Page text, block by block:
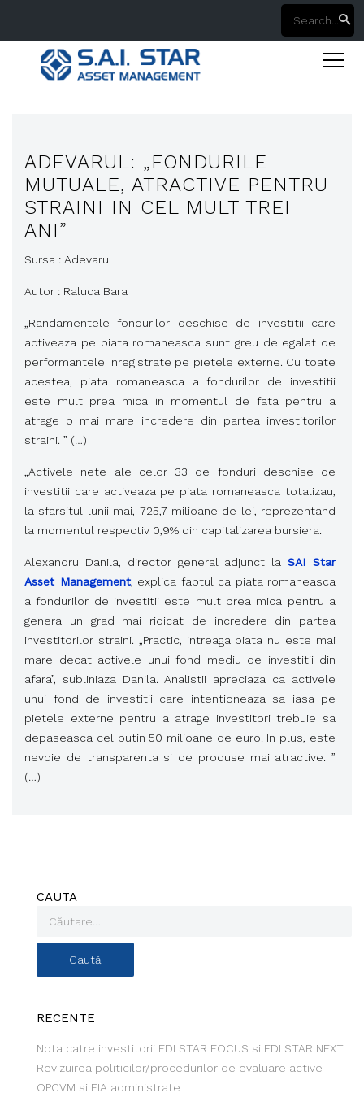
ADEVARUL: „FONDURILE
MUTUALE, ATRACTIVE PENTRU
STRAINI IN CEL MULT TREI
ANI”
Sursa : Adevarul
Autor : Raluca Bara
„Randamentele fondurilor deschise de investitii care
activeaza pe piata romaneasca sunt greu de egalat de
performantele inregistrate pe pietele externe. Cu toate
acestea, piata romaneasca a fondurilor de investitii
este mult prea mica in momentul de fata pentru a
atrage o mai mare incredere din partea investitorilor
straini. ” (…)
„Activele nete ale celor 33 de fonduri deschise de
investitii care activeaza pe piata romaneasca totalizau,
la sfarsitul lunii mai, 725,7 milioane de lei, reprezentand
la momentul respectiv 0,9% din capitalizarea bursiera.
Alexandru Danila, director general adjunct laSAI Star
Asset Management, explica faptul ca piata romaneasca
a fondurilor de investitii este mult prea mica pentru a
genera un grad mai ridicat de incredere din partea
investitorilor straini. „Practic, intreaga piata nu este mai
mare decat activele unui fond mediu de investitii din
afara”, subliniaza Danila. Analistii apreciaza ca activele
unui fond de investitii care intentioneaza sa iasa pe
pietele externe pentru a atrage investitori trebuie sa
depaseasca cel putin 50 milioane de euro. In plus, este
nevoie de transparenta si de produse mai atractive. ”
(…)
CAUTA
RECENTE
Nota catre investitorii FDI STAR FOCUS si FDI STAR NEXT
Revizuirea politicilor/procedurilor de evaluare active
OPCVM si FIA administrate